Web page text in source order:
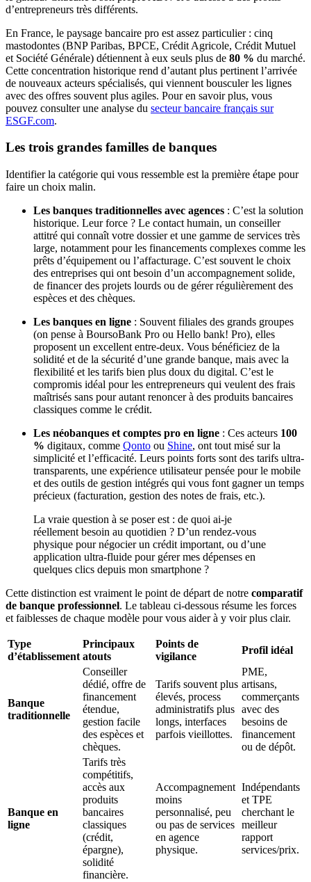
d’entrepreneurs très différents.
En France, le paysage bancaire pro est assez particulier : cinq
mastodontes (BNP Paribas, BPCE, Crédit Agricole, Crédit Mutuel
et Société Générale) détiennent à eux seuls plus de 80 % du marché.
Cette concentration historique rend d’autant plus pertinent l’arrivée
de nouveaux acteurs spécialisés, qui viennent bousculer les lignes
avec des offres souvent plus agiles. Pour en savoir plus, vous
pouvez consulter une analyse du secteur bancaire français sur
ESGF.com.
Les trois grandes familles de banques
Identifier la catégorie qui vous ressemble est la première étape pour
faire un choix malin.
Les banques traditionnelles avec agences : C’est la solution
historique. Leur force ? Le contact humain, un conseiller
attitré qui connaît votre dossier et une gamme de services très
large, notamment pour les financements complexes comme les
prêts d’équipement ou l’affacturage. C’est souvent le choix
des entreprises qui ont besoin d’un accompagnement solide,
de financer des projets lourds ou de gérer régulièrement des
espèces et des chèques.
Les banques en ligne : Souvent filiales des grands groupes
(on pense à BoursoBank Pro ou Hello bank! Pro), elles
proposent un excellent entre-deux. Vous bénéficiez de la
solidité et de la sécurité d’une grande banque, mais avec la
flexibilité et les tarifs bien plus doux du digital. C’est le
compromis idéal pour les entrepreneurs qui veulent des frais
maîtrisés sans pour autant renoncer à des produits bancaires
classiques comme le crédit.
Les néobanques et comptes pro en ligne : Ces acteurs 100
% digitaux, comme Qonto ou Shine, ont tout misé sur la
simplicité et l’efficacité. Leurs points forts sont des tarifs ultra-
transparents, une expérience utilisateur pensée pour le mobile
et des outils de gestion intégrés qui vous font gagner un temps
précieux (facturation, gestion des notes de frais, etc.).
La vraie question à se poser est : de quoi ai-je
réellement besoin au quotidien ? D’un rendez-vous
physique pour négocier un crédit important, ou d’une
application ultra-fluide pour gérer mes dépenses en
quelques clics depuis mon smartphone ?
Cette distinction est vraiment le point de départ de notre comparatif
de banque professionnel. Le tableau ci-dessous résume les forces
et faiblesses de chaque modèle pour vous aider à y voir plus clair.
Type
d’établissement
Principaux
atouts
Points de
vigilance
Profil idéal
Banque
traditionnelle
Conseiller
dédié, offre de
financement
étendue,
gestion facile
des espèces et
chèques.
Tarifs souvent plus
élevés, process
administratifs plus
longs, interfaces
parfois vieillottes.
PME,
artisans,
commerçants
avec des
besoins de
financement
ou de dépôt.
Banque en
ligne
Tarifs très
compétitifs,
accès aux
produits
bancaires
classiques
(crédit,
épargne),
solidité
financière.
Accompagnement
moins
personnalisé, peu
ou pas de services
en agence
physique.
Indépendants
et TPE
cherchant le
meilleur
rapport
services/prix.